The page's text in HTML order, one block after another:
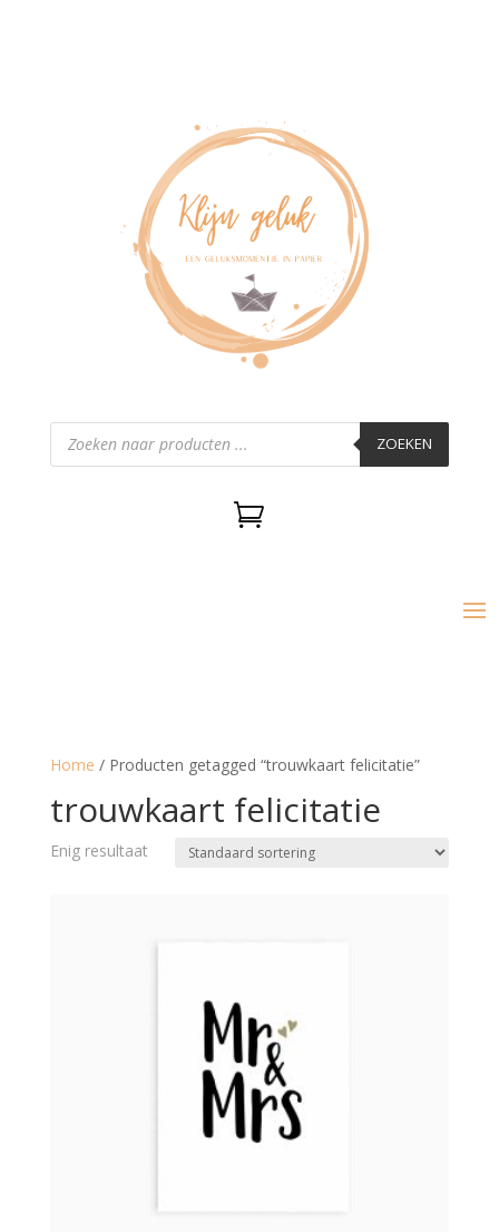
Producten
zoeken ZOEKEN

Home / Producten getagged “trouwkaart felicitatie”
trouwkaart felicitatie
Enig resultaat